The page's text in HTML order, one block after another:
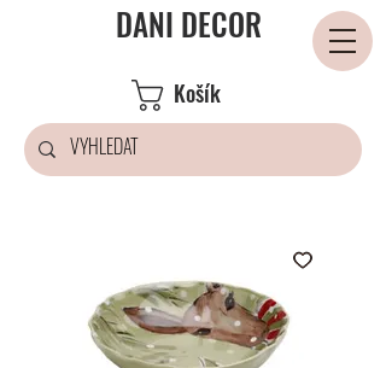
Košík
DANI DECOR